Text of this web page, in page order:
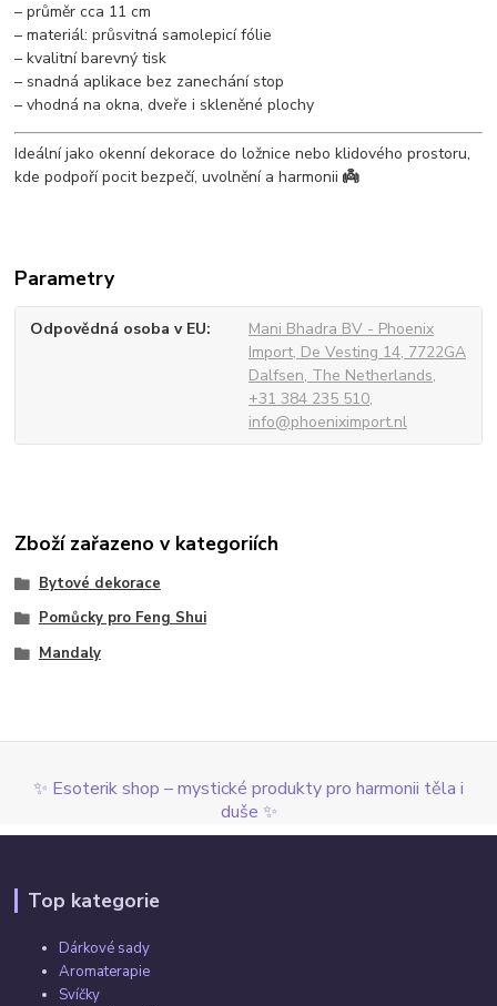
– průměr cca 11 cm
– materiál: průsvitná samolepicí fólie
– kvalitní barevný tisk
– snadná aplikace bez zanechání stop
– vhodná na okna, dveře i skleněné plochy
Ideální jako okenní dekorace do ložnice nebo klidového prostoru,
kde podpoří pocit bezpečí, uvolnění a harmonii 👼
Parametry
Odpovědná osoba v EU
Mani Bhadra BV - Phoenix
Import, De Vesting 14, 7722GA
Dalfsen, The Netherlands,
+31 384 235 510,
info@phoeniximport.nl
Zboží zařazeno v kategoriích
Bytové dekorace
Pomůcky pro Feng Shui
Mandaly
✨ Esoterik shop – mystické produkty pro harmonii těla i
duše ✨
Top kategorie
Dárkové sady
Aromaterapie
Svíčky